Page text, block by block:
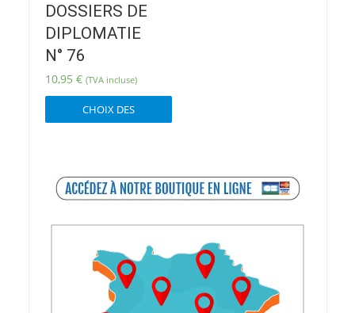
DOSSIERS DE
DIPLOMATIE
N° 76
10,95 € (TVA incluse)
CHOIX DES
Ce
Les
options
peuvent
choisies